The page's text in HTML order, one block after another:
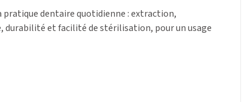
dentaire quotidienne : extraction,
durabilité et facilité de stérilisation, pour un usage